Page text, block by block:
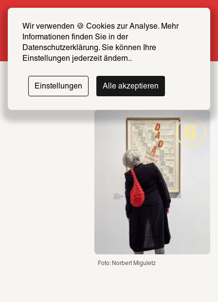
Wir verwenden 🍪 Cookies zur Analyse. Mehr
Informationen finden Sie in der
Datenschutzerklärung. Sie können Ihre
Einstellungen jederzeit ändern..
Einstellungen Alle akzeptieren
SCHIRN FREUND*IN werden
Mehr erfahren
Foto: Norbert Miguletz